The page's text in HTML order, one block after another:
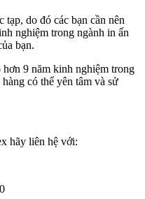
do đó các bạn cần nên
nghiệm trong ngành in ấn
bạn.
9 năm kinh nghiệm trong
có thể yên tâm và sử
hãy liên hệ với: